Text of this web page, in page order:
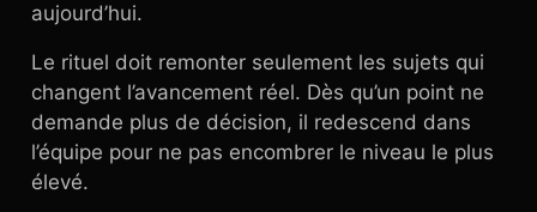
aujourd’hui.
Le rituel doit remonter seulement les sujets qui
changent l’avancement réel. Dès qu’un point ne
demande plus de décision, il redescend dans
l’équipe pour ne pas encombrer le niveau le plus
élevé.